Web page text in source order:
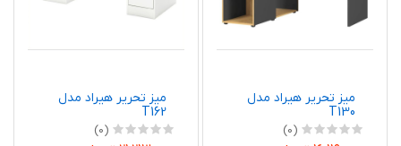
میز تحریر هیراد مدل
T130
(0)
میز تحریر هیراد مدل
T162
(0)